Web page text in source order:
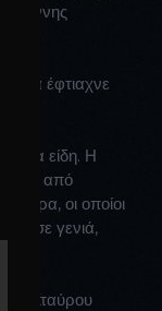
Ιωάννης
έφτιαχνε
είδη. Η
από
οι οποίοι
σε γενιά,
Σταύρου